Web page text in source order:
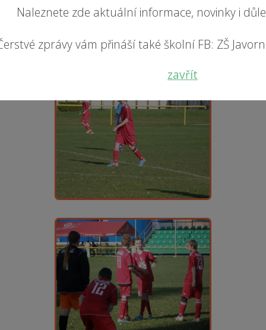
Naleznete zde aktuální informace, novinky i
zprávy vám přináší také školní FB: ZŠ
zavřít